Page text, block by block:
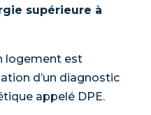
supérieure à
logement est
d’un diagnostic
appelé DPE.